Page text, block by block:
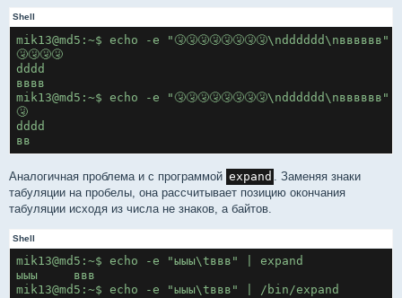
Shell
mik13@md5:~$ echo -e
🤧🤧🤧🤧
dddd
вввв
mik13@md5:~$ echo -e
🤧
dddd
вв
Аналогичная проблема и с программой expand
. Заменяя знаки
табуляции на пробелы, она рассчитывает позицию окончания
табуляции исходя из числа не знаков, а байтов.
Shell
mik13@md5:~$ echo -e "ыыы\tввв" | expand
ыыы     ввв
mik13@md5:~$ echo -e "ыыы\tввв" | /bin/expand